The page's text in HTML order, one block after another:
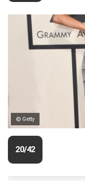
© Getty
20/42